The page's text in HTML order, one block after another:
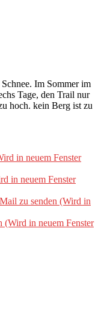
Im Sommer im
Tage, den Trail nur
hoch. kein Berg ist zu
in neuem Fenster
in neuem Fenster
zu senden (Wird in
in neuem Fenster